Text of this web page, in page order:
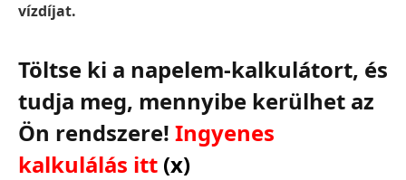
vízdíjat.
Töltse ki a napelem-kalkulátort, és
tudja meg, mennyibe kerülhet az
Ön rendszere! Ingyenes
kalkulálás itt (x)